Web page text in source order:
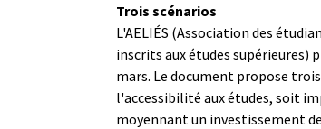
Trois scénarios
L'AELIÉS (Association des
inscrits aux études supérieures)
mars. Le document propose
l'accessibilité aux études, soit
moyennant un investissement